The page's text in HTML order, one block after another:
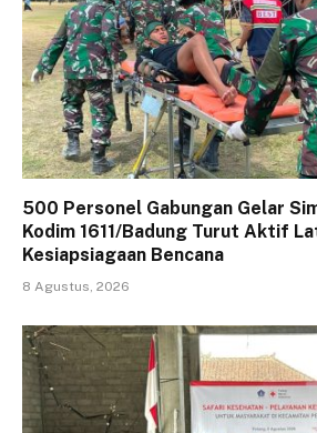
500 Personel Gabungan Gelar
Kodim 1611/Badung Turut Aktif
Kesiapsiagaan Bencana
8 Agustus, 2026